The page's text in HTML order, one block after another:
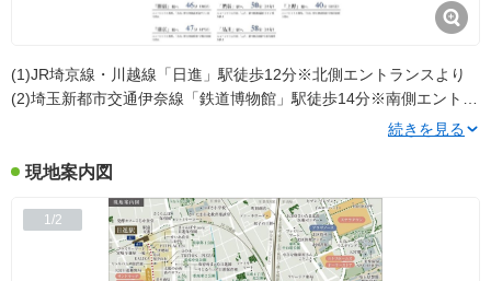
(1)JR埼京線・川越線「日進」駅徒歩12分※北側エントランスより
(2)埼玉新都市交通伊奈線「鉄道博物館」駅徒歩14分※南側エントラ
(3)JR埼京線・湘南新宿ライン・高崎線・宇都宮線・川越
線・北陸新幹線、東武野田線「大宮」駅バス約25分、「日進公園」
バス停徒歩9分※南側エントランスより
続きを見る
現地案内図
1/2